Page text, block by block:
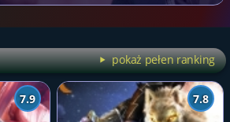
pokaż pełen ranking
7.9 7.8